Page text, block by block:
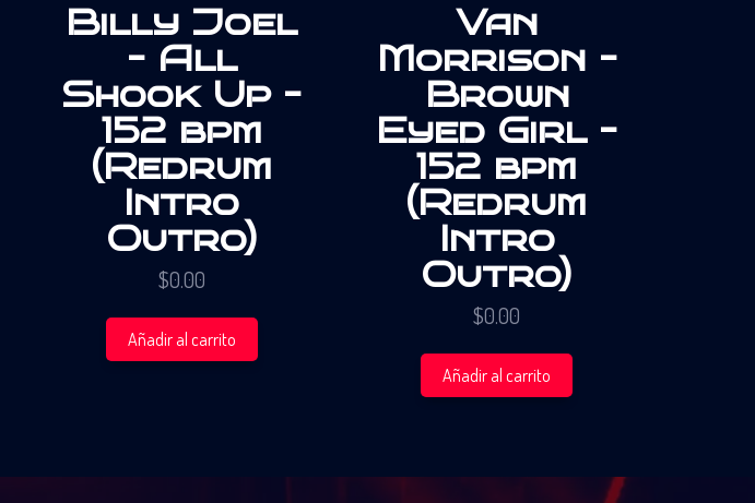
Billy Joel
– All
Shook Up –
152 bpm
(Redrum
Intro
Outro)
$0.00
Añadir al carrito
Van
Morrison –
Brown
Eyed Girl –
152 bpm
(Redrum
Intro
Outro)
$0.00
Añadir al carrito